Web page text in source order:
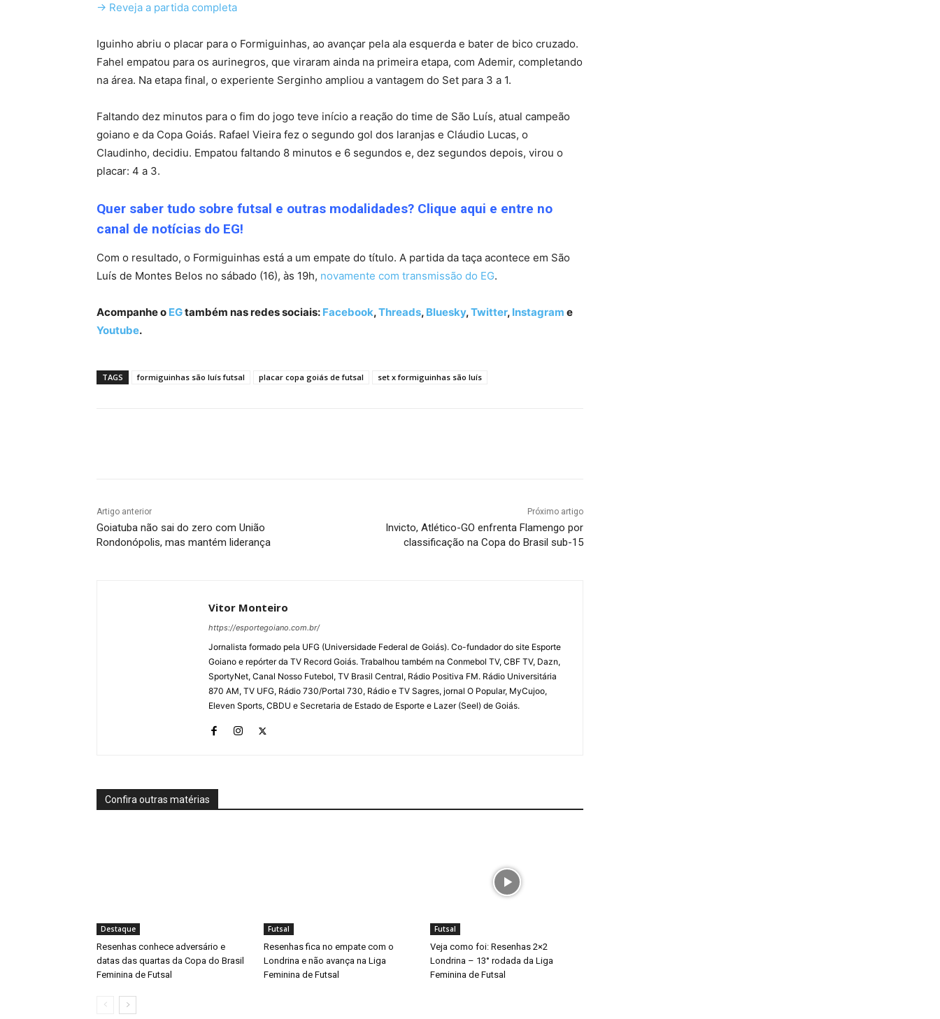
-> Reveja a partida completa
Iguinho abriu o placar para o Formiguinhas, ao avançar pela ala esquerda e bater de bico cruzado.
Fahel empatou para os aurinegros, que viraram ainda na primeira etapa, com Ademir, completando
na área. Na etapa final, o experiente Serginho ampliou a vantagem do Set para 3 a 1.
Faltando dez minutos para o fim do jogo teve início a reação do time de São Luís, atual campeão
goiano e da Copa Goiás. Rafael Vieira fez o segundo gol dos laranjas e Cláudio Lucas, o
Claudinho, decidiu. Empatou faltando 8 minutos e 6 segundos e, dez segundos depois, virou o
placar: 4 a 3.
Quer saber tudo sobre futsal e outras modalidades? Clique aqui e entre no
canal de notícias do EG!
Com o resultado, o Formiguinhas está a um empate do título. A partida da taça acontece em São
Luís de Montes Belos no sábado (16), às 19h, novamente com transmissão do EG.
Acompanhe o EGtambém nas redes sociais: Facebook,Threads, Bluesky,Twitter, Instagram e
Youtube.
TAGS formiguinhas são luís futsal placar copa goiás de futsal set x formiguinhas são luís
Artigo anterior
Goiatuba não sai do zero com União
Rondonópolis, mas mantém liderança
Próximo artigo
Invicto, Atlético-GO enfrenta Flamengo por
classificação na Copa do Brasil sub-15
Vitor Monteiro
https://esportegoiano.com.br/
Jornalista formado pela UFG (Universidade Federal de Goiás). Co-fundador do site Esporte
Goiano e repórter da TV Record Goiás. Trabalhou também na Conmebol TV, CBF TV, Dazn,
SportyNet, Canal Nosso Futebol, TV Brasil Central, Rádio Positiva FM. Rádio Universitária
870 AM, TV UFG, Rádio 730/Portal 730, Rádio e TV Sagres, jornal O Popular, MyCujoo,
Eleven Sports, CBDU e Secretaria de Estado de Esporte e Lazer (Seel) de Goiás.
Confira outras matérias
Destaque
Resenhas conhece adversário e
datas das quartas da Copa do Brasil
Feminina de Futsal
Futsal
Resenhas fica no empate com o
Londrina e não avança na Liga
Feminina de Futsal
Futsal
Veja como foi: Resenhas 2×2
Londrina – 13° rodada da Liga
Feminina de Futsal